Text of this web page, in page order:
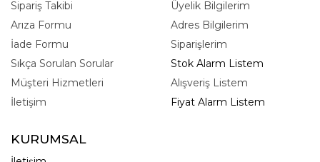
Sipariş Takibi
Arıza Formu
İade Formu
Sıkça Sorulan Sorular
Müşteri Hizmetleri
İletişim
Üyelik Bilgilerim
Adres Bilgilerim
Siparişlerim
Stok Alarm Listem
Alışveriş Listem
Fiyat Alarm Listem
KURUMSAL